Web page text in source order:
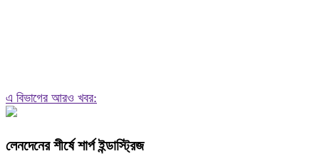
এ বিভাগের আরও খবর:
লেনদেনের শীর্ষে শার্প ইন্ডাস্ট্রিজ